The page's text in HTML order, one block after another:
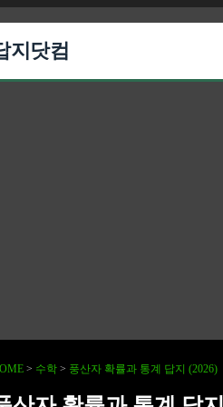
지닷컴
> 수학 > 풍산자 확률과 통계 답지 (2026)